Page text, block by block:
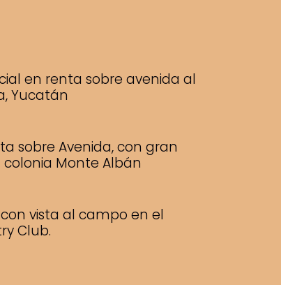
en renta sobre avenida al
Yucatán
sobre Avenida, con gran
Monte Albán
vista al campo en el
Club.